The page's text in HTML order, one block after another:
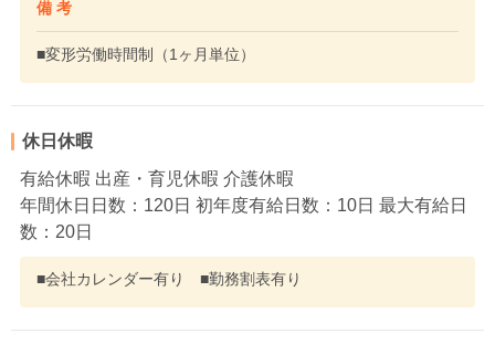
備 考
■変形労働時間制（1ヶ月単位）
休日休暇
有給休暇 出産・育児休暇 介護休暇
年間休日日数：120日 初年度有給日数：10日 最大有給日
数：20日
■会社カレンダー有り ■勤務割表有り